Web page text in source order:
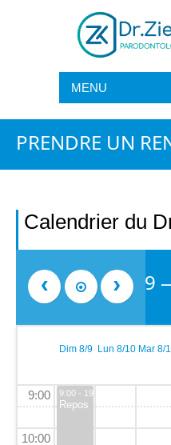
MENU
PRENDRE UN
Calendrier du
Août 9
Dim 8/9 Lun 8/10 Mar 8/
9:00
10:00
9:00 - 19:00
Repos